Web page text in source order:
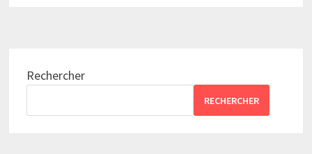
Rechercher
RECHERCHER